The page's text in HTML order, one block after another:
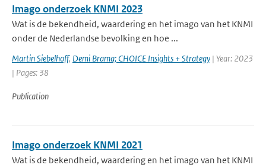
Imago onderzoek KNMI 2023
Wat is de bekendheid, waardering en het imago van het KNMI
onder de Nederlandse bevolking en hoe ...
Martin Siebelhoff, Demi Brama; CHOICE Insights + Strategy | Year: 2023
| Pages: 38
Publication
Imago onderzoek KNMI 2021
Wat is de bekendheid, waardering en het imago van het KNMI